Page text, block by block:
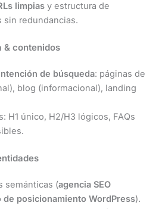
limpias y estructura de
redundancias.
& contenidos
de búsqueda: páginas de
blog (informacional), landing
H1 único, H2/H3 lógicos, FAQs
semánticas (agencia SEO
de posicionamiento WordPress).